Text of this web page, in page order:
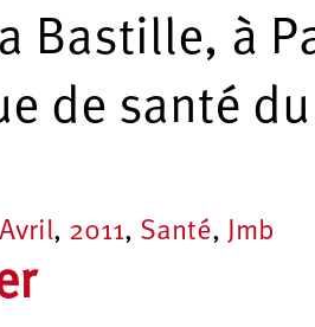
Bastille, à
de santé
Avril, 2011, Santé, Jmb